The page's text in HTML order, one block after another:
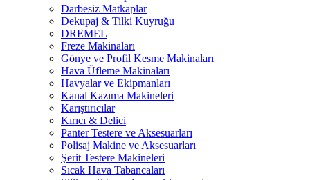
Darbesiz Matkaplar
Dekupaj & Tilki Kuyruğu
DREMEL
Freze Makinaları
Gönye ve Profil Kesme Makinaları
Hava Üfleme Makinaları
Havyalar ve Ekipmanları
Kanal Kazıma Makineleri
Karıştırıcılar
Kırıcı & Delici
Panter Testere ve Aksesuarları
Polisaj Makine ve Aksesuarları
Şerit Testere Makineleri
Sıcak Hava Tabancaları